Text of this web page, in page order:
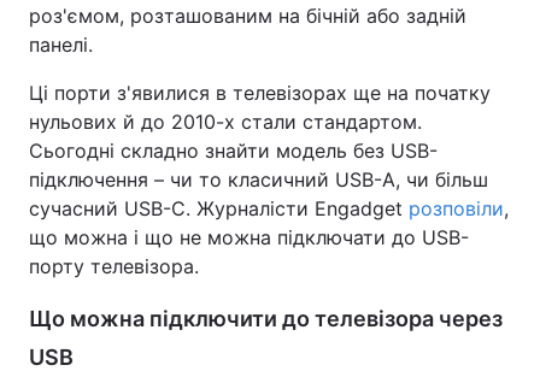
роз'ємом, розташованим на бічній або задній
панелі.
Ці порти з'явилися в телевізорах ще на початку
нульових й до 2010-х стали стандартом.
Сьогодні складно знайти модель без USB-
підключення – чи то класичний USB-A, чи більш
сучасний USB-C. Журналісти Engadget розповіли,
що можна і що не можна підключати до USB-
порту телевізора.
Що можна підключити до телевізора через
USB